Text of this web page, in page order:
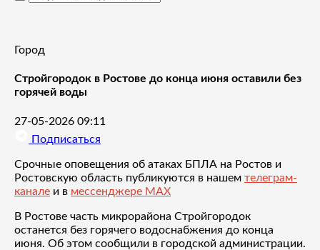
Город
Стройгородок в Ростове до конца июня оставили без
горячей воды
27-05-2026 09:11
Подписаться
Срочные оповещения об атаках БПЛА на Ростов и
Ростовскую область публикуются в нашем телеграм-
канале и в мессенджере MAX
В Ростове часть микрорайона Стройгородок
останется без горячего водоснабжения до конца
июня. Об этом сообщили в городской администрации.